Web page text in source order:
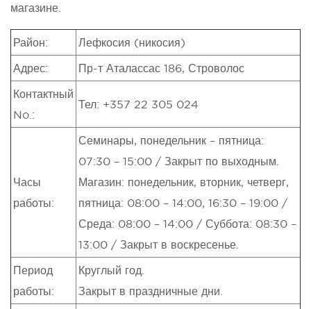
магазине.
Район: Лефкосия (никосия)
Адрес: Пр-т Аталассас 186, Строволос
Контактный
No.:
Тел: +357 22 305 024
Часы
работы:
Семинары, понедельник – пятница:
07:30 – 15:00 / Закрыт по выходным.
Магазин: понедельник, вторник, четверг,
пятница: 08:00 – 14:00, 16:30 – 19:00 /
Среда: 08:00 – 14:00 / Суббота: 08:30 –
13:00 / Закрыт в воскресенье.
Период
работы:
Круглый год.
Закрыт в праздничные дни.